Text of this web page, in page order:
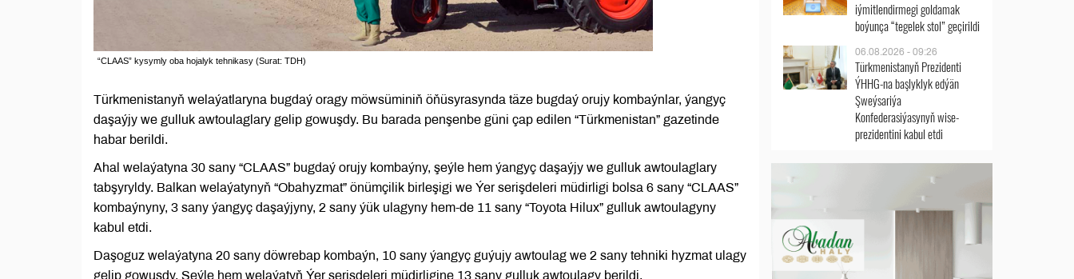
“CLAAS” kysymly oba hojalyk tehnikasy (Surat: TDH)
Türkmenistanyň welaýatlaryna bugdaý oragy möwsüminiň öňüsyrasynda täze bugdaý orujy kombaýnlar, ýangyç
daşaýjy we gulluk awtoulaglary gelip gowuşdy. Bu barada penşenbe güni çap edilen “Türkmenistan” gazetinde
habar berildi.
Ahal welaýatyna 30 sany “CLAAS” bugdaý orujy kombaýny, şeýle hem ýangyç daşaýjy we gulluk awtoulaglary
tabşyryldy. Balkan welaýatynyň “Obahyzmat” önümçilik birleşigi we Ýer serişdeleri müdirligi bolsa 6 sany “CLAAS”
kombaýnyny, 3 sany ýangyç daşaýjyny, 2 sany ýük ulagyny hem-de 11 sany “Toyota Hilux” gulluk awtoulagyny
kabul etdi.
Daşoguz welaýatyna 20 sany döwrebap kombaýn, 10 sany ýangyç guýujy awtoulag we 2 sany tehniki hyzmat ulagy
gelip gowuşdy. Şeýle hem welaýatyň Ýer serişdeleri müdirligine 13 sany gulluk awtoulagy berildi.
iýmitlendirmegi goldamak
boýunça “tegelek stol” geçirildi
06.08.2026 - 09:26
Türkmenistanyň Prezidenti
ÝHHG-na başlyklyk edýän
Şweýsariýa
Konfederasiýasynyň wise-
prezidentini kabul etdi